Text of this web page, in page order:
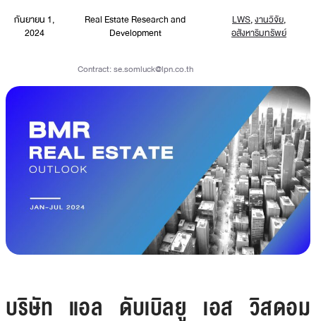
กันยายน 1,
2024
Real Estate Research and
Development
Contract:se.somluck@lpn.co.th
LWS,งานวิจัย,
อสังหาริมทรัพย์
บริษัท แอล ดับเบิลยู เอส วิสดอม